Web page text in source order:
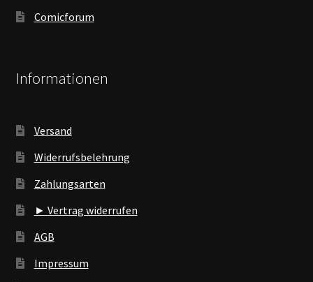
Comicforum
Informationen
Versand
Widerrufsbelehrung
Zahlungsarten
► Vertrag widerrufen
AGB
Impressum